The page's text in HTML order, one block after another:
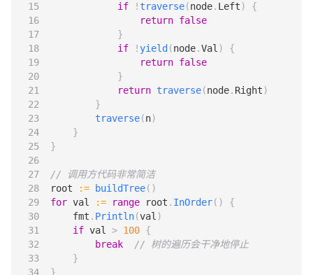
if
! traverse(node. Left)
{
return false
}
if
! yield (node.Val)
{
return false
}
return traverse(node. Right)
}
traverse(n)
}
}
// 调用方代码非常简洁
root
:= buildTree()
for val := range root . InOrder()
{
fmt . Println(val)
if val > 100 {
break
// 树的遍历会干净地停止
}
}